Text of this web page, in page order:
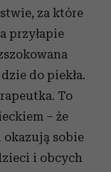
za które
przyłapie
do piekła.
To
– że
okazują sobie
i obcych